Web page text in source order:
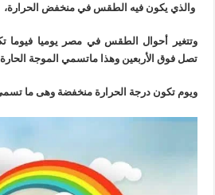
والذي يكون فيه الطقس في منخفض الحرارة،
وتتغير أحوال الطقس في مصر يوميا فيوما
تصل فوق الأربعين وهذا ماتسمي الموجة الحارة
ويوم تكون درجة الحرارة منخفضة وهى ما